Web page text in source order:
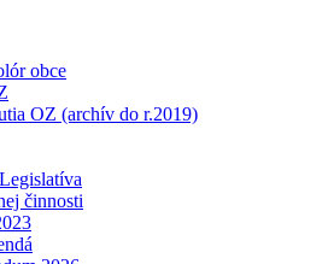
obce
OZ (archív do r.2019)
činnosti